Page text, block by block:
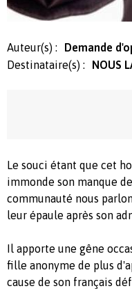
Auteur(s) :
Demande
Destinataire(s) :
NOUS
Le souci étant que cet
immonde son manque
communauté nous
leur épaule après son
Il apporte une gêne
fille anonyme de plus
cause de son français